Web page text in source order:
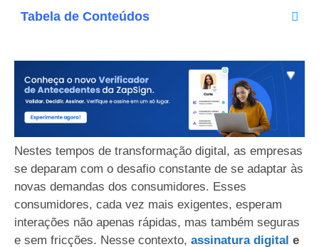
Tabela de Conteúdos
Nestes tempos de transformação digital, as empresas
se deparam com o desafio constante de se adaptar às
novas demandas dos consumidores. Esses
consumidores, cada vez mais exigentes, esperam
interações não apenas rápidas, mas também seguras
e sem fricções. Nesse contexto, assinatura digital e